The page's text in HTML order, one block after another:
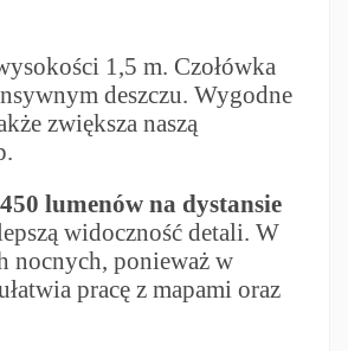
1,5 m. Czołówka
deszczu. Wygodne
zwiększa naszą
lumenów na dystansie
widoczność detali. W
nocnych, ponieważ w
pracę z mapami oraz